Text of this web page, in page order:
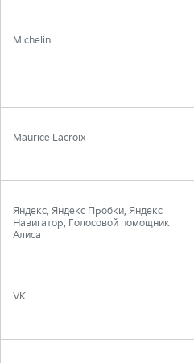
Michelin
Maurice Lacroix
Яндекс, Яндекс Пробки, Яндекс
Навигатор, Голосовой помощник
Алиса
VK